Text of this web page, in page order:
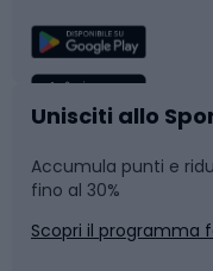
Sport di squadra
Caschi da
Skitouring
Camminata
Nuoto
Pattinaggio
Unisciti allo
Accumula punti e
fino al 30%
Scopri il programma